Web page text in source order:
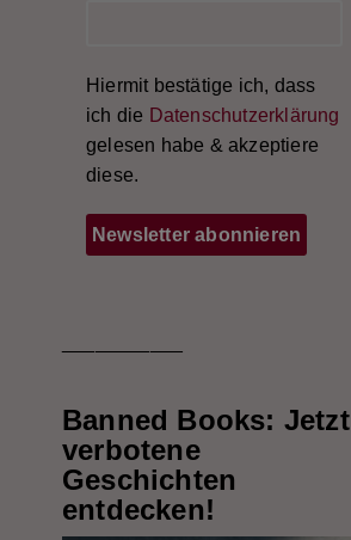
Hiermit bestätige ich, dass
ich die Datenschutzerklärung
gelesen habe & akzeptiere
diese.
Banned Books: Jetzt
verbotene
Geschichten
entdecken!